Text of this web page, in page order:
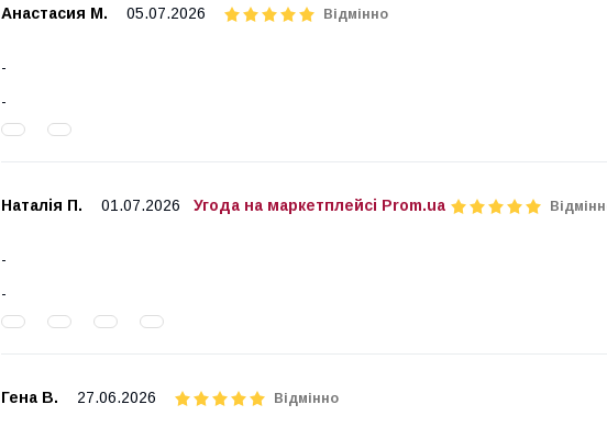
Анастасия М. 05.07.2026 Відмінно
Наталія П. 01.07.2026 Угода на маркетплейсі Prom.ua
Гена В. 27.06.2026 Відмінно